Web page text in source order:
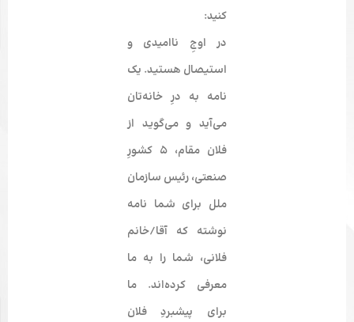
کنید:
در اوجِ ناامیدی و
استیصال هستید. یک
نامه به درِ خانه‌­تان
می‌­آید و می‌­گوید از
فلان مقام، 5 کشورِ
صنعتی، رئیس سازمان
ملل برای شما نامه
نوشته که آقا/خانم
فلانی، شما را به ما
معرفی کرده‌­اند. ما
برای پیشبردِ فلان